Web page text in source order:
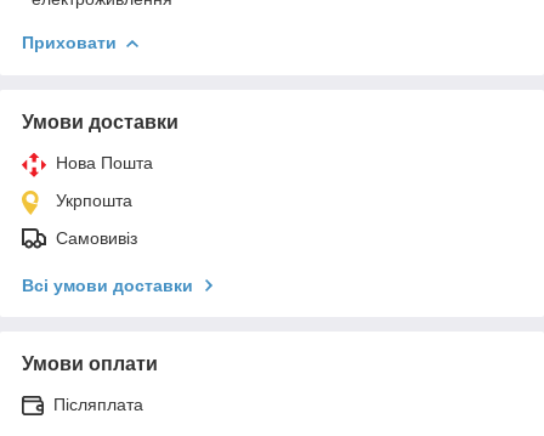
Приховати
Умови доставки
Нова Пошта
Укрпошта
Самовивіз
Всі умови доставки
Умови оплати
Післяплата